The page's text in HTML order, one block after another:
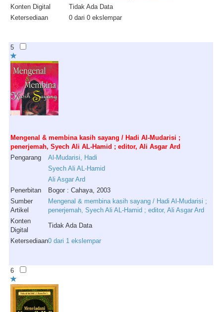
Konten Digital
Tidak Ada Data
Ketersediaan
0 dari 0 ekslempar
5
Mengenal & membina kasih sayang / Hadi Al-Mudarisi ;
penerjemah, Syech Ali AL-Hamid ; editor, Ali Asgar Ard
Pengarang
Al -Mudarisi, Hadi
Syech Ali AL-Hamid
Ali Asgar Ard
Penerbitan
Bogor : Cahaya, 2003
Sumber
Artikel
Mengenal & membina kasih sayang / Hadi Al-Mudarisi ;
penerjemah, Syech Ali AL-Hamid ; editor, Ali Asgar Ard
Konten
Digital
Tidak Ada Data
Ketersediaan0 dari 1 ekslempar
6